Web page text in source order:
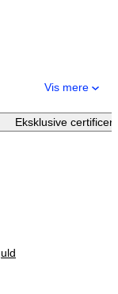
Vis mere
Eksklusive